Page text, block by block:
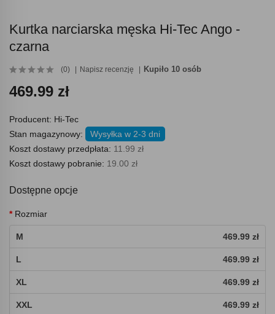
Kurtka narciarska męska Hi-Tec Ango -
czarna
(0) Napisz recenzję Kupiło 10 osób
469.99 zł
Producent: Hi-Tec
Stan magazynowy:
Wysyłka w 2-3 dni
Koszt dostawy przedpłata: 11.99 zł
Koszt dostawy pobranie: 19.00 zł
Dostępne opcje
Rozmiar
M 469.99 zł
L 469.99 zł
XL 469.99 zł
XXL 469.99 zł